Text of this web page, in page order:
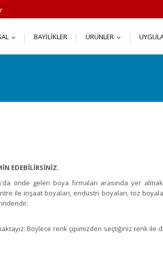
BAYILIKLER ÜRÜNLER
EDEBİLİRSİNİZ.
önde gelen boya firmaları arasında yer
ile inşaat boyaları, endüstri boyaları, toz
Böylece renk çipimizden seçtiğiniz renk ile